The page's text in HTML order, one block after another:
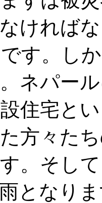
ければ
す。し
ネパー
住宅と
方々た
。そし
となり